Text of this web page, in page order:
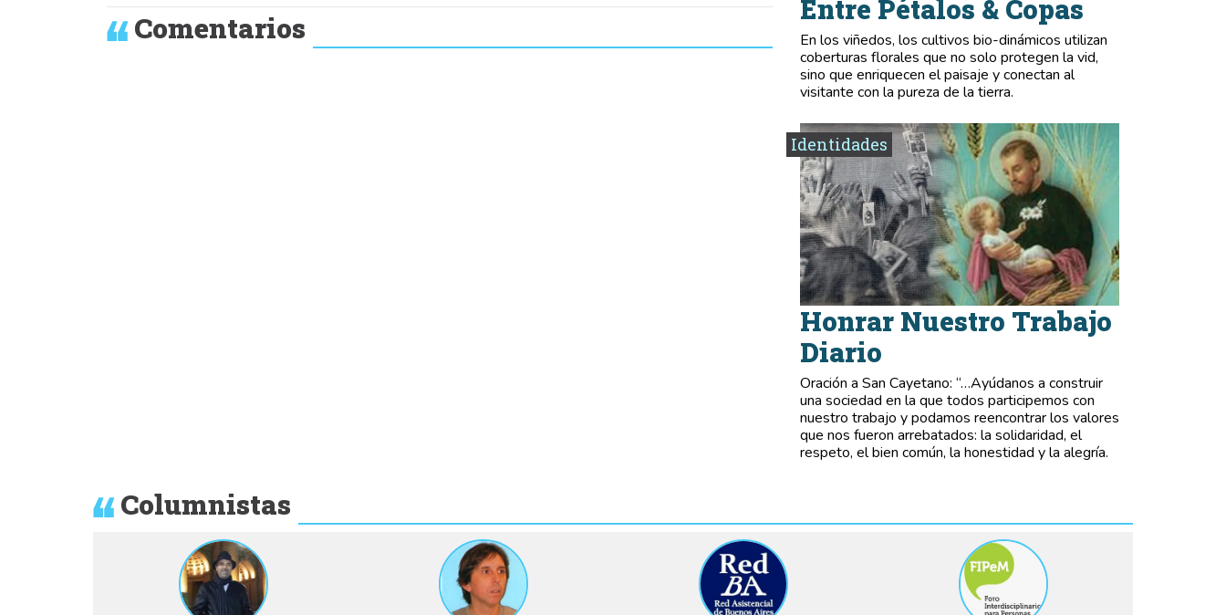
Comentarios
Entre Pétalos & Copas
En los viñedos, los cultivos bio-dinámicos utilizan
coberturas florales que no solo protegen la vid,
sino que enriquecen el paisaje y conectan al
visitante con la pureza de la tierra.
Identidades
Honrar Nuestro Trabajo
Diario
Oración a San Cayetano: “…Ayúdanos a construir
una sociedad en la que todos participemos con
nuestro trabajo y podamos reencontrar los valores
que nos fueron arrebatados: la solidaridad, el
respeto, el bien común, la honestidad y la alegría.
Columnistas